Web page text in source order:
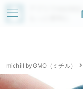
アプリでmichillが
michill byGMO（ミチル）